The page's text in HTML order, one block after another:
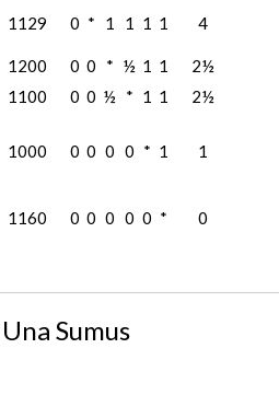
1129 0 * 1 1 1 1 4
1200 0 0 * ½ 1 1
2½
1100 0 0 ½ * 1 1 2½
1000 0 0 0 0 * 1 1
1160 0 0 0 0 0 * 0
Sumus